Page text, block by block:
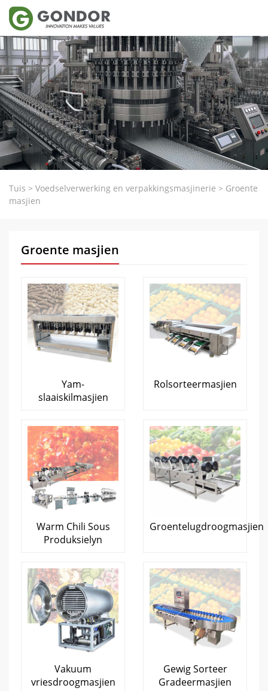
Tuis > Voedselverwerking en verpakkingsmasjinerie > Groente
masjien
Groente masjien
Yam-
slaaiskilmasjien
Rolsorteermasjien
Warm Chili Sous
Produksielyn
Groentelugdroogmasjien
Vakuum
vriesdroogmasjien
Gewig Sorteer
Gradeermasjien